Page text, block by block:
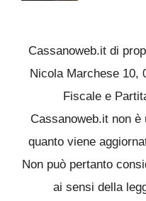
Cassanoweb.it di
Nicola Marchese 10,
Fiscale e
Cassanoweb.it non
quanto viene
Non può pertanto
ai sensi della